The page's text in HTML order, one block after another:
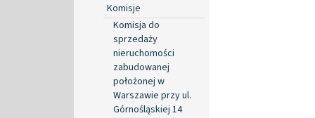
Komisje
Komisja do
sprzedaży
nieruchomości
zabudowanej
położonej w
Warszawie przy ul.
Górnośląskiej 14